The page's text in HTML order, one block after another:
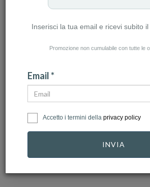
click to zoom
BARTOCCINI 925
Inserisci la tua email e ricevi subito il
Promozione non cumulabile con tutte le
Email *
Accetto i termini della privacy policy
INVIA